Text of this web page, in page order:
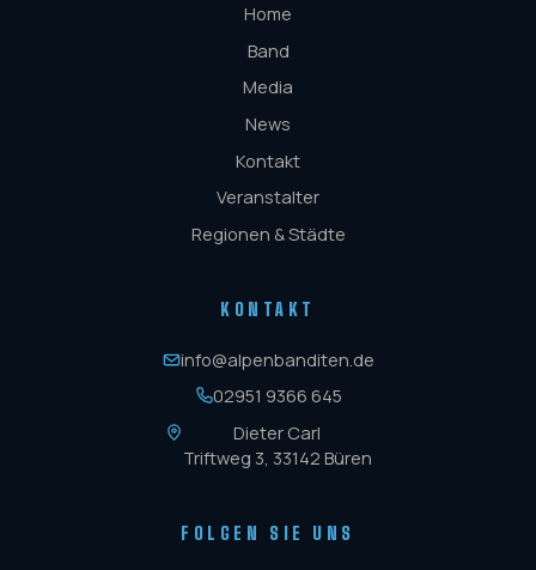
Home
Band
Media
News
Kontakt
Veranstalter
Regionen & Städte
KONTAKT
info@alpenbanditen.de
02951 9366 645
Dieter Carl
Triftweg 3, 33142 Büren
FOLGEN SIE UNS